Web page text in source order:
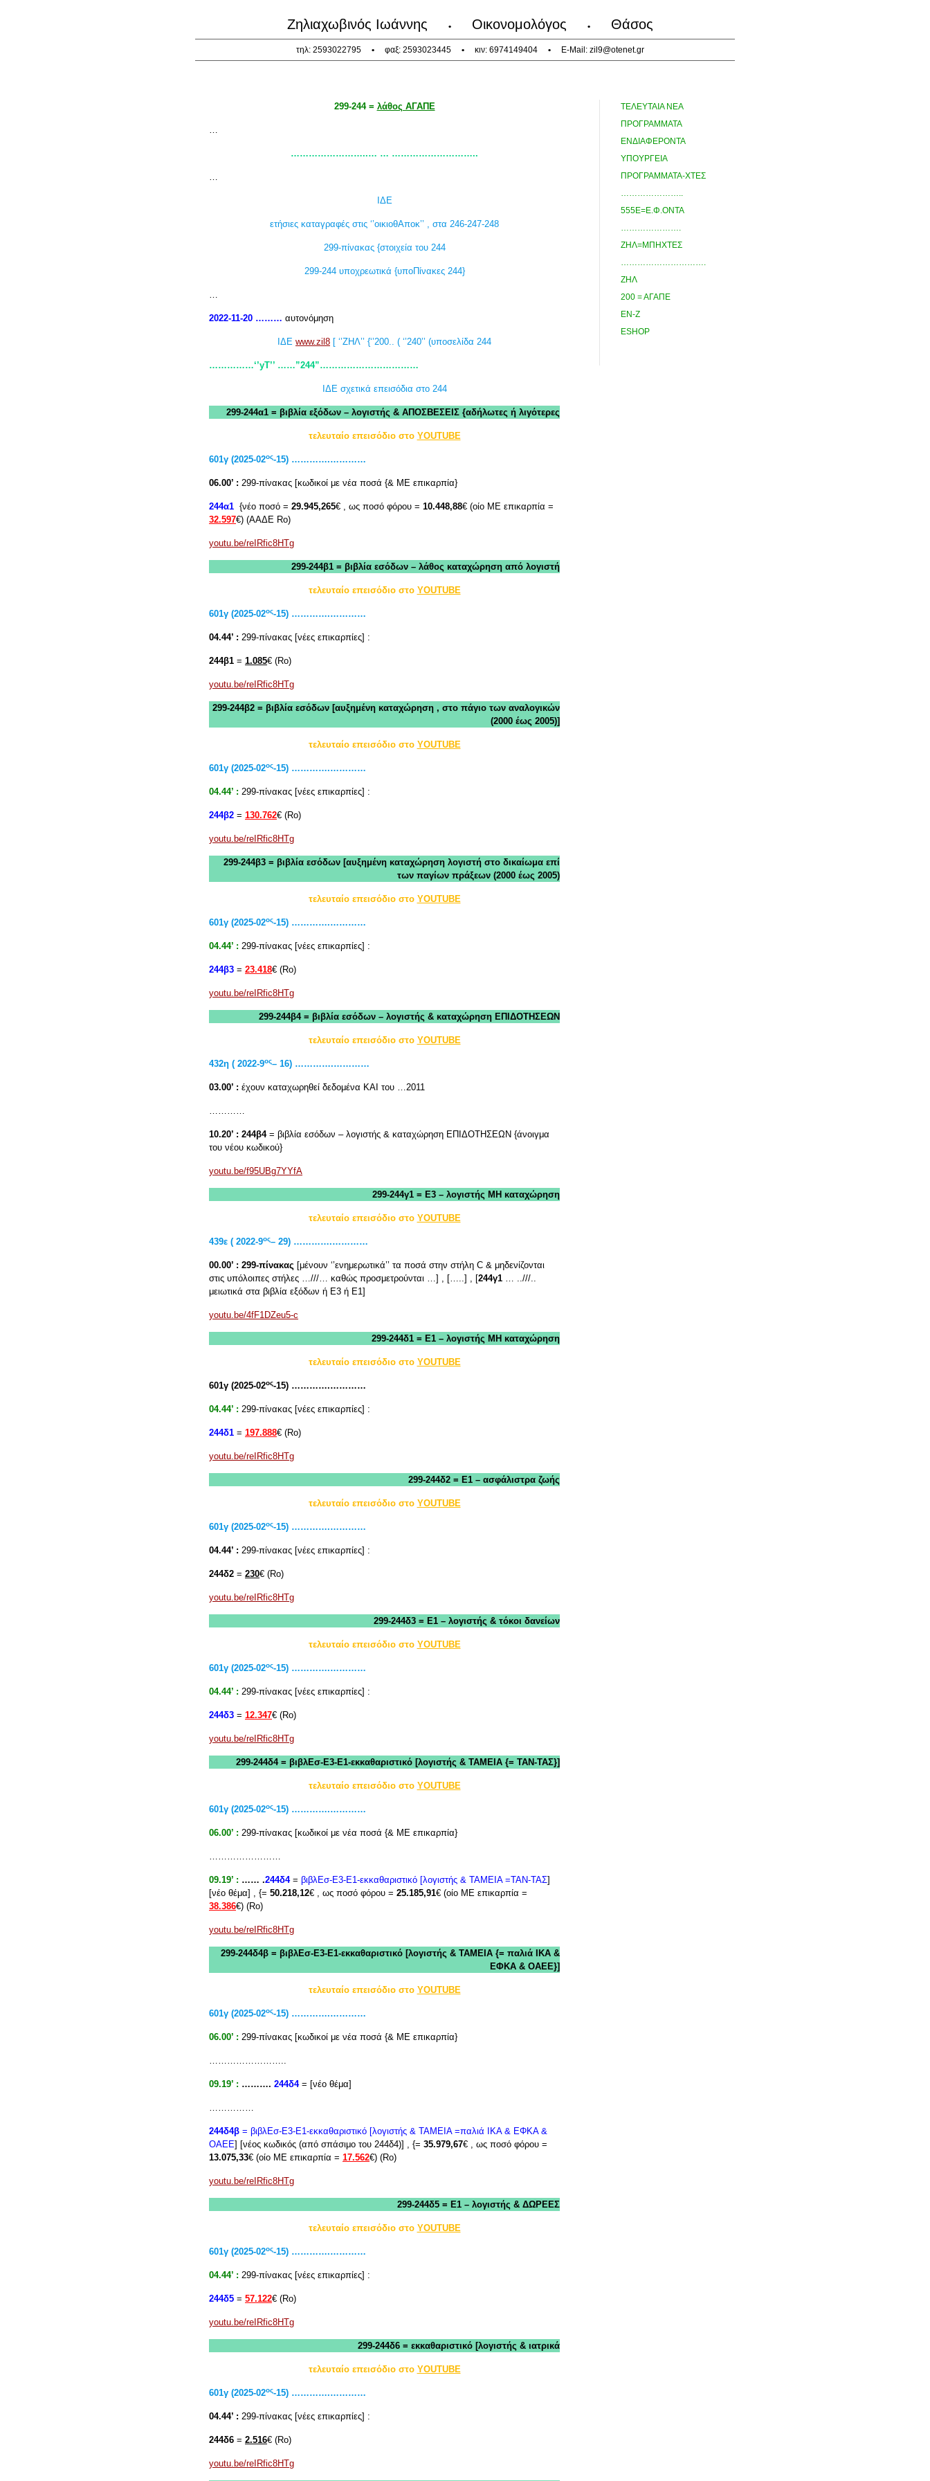
Ζηλιαχωβινός Ιωάννης • Οικονομολόγος • Θάσος
τηλ: 2593022795 • φαξ: 2593023445 • κιν: 6974149404 • E-Mail: zil9@otenet.gr
299-244 = λάθος ΑΓΑΠΕ
…
……………………..… … ………………………..
…
ΙΔΕ
ετήσιες καταγραφές στις ‘’οικιοθΑποκ’’ , στα 246-247-248
299-πίνακας {στοιχεία του 244
299-244 υποχρεωτικά {υποΠίνακες 244}
…
2022-11-20 ……… αυτονόμηση
ΙΔΕ www.zil8 [ ‘’ΖΗΛ’’ {‘’200.. ( ‘’240’’ (υποσελίδα 244
……………‘’yT’’ ……”244”……………………………
ΙΔΕ σχετικά επεισόδια στο 244
299-244α1 = βιβλία εξόδων – λογιστής & ΑΠΟΣΒΕΣΕΙΣ {αδήλωτες ή λιγότερες
τελευταίο επεισόδιο στο YOUTUBE
601γ (2025-02ος-15) ………….…………
06.00’ : 299-πίνακας [κωδικοί με νέα ποσά {& ΜΕ επικαρπία}
244α1 {νέο ποσό = 29.945,265€ , ως ποσό φόρου = 10.448,88€ (οίο ΜΕ επικαρπία =
32.597€) (ΑΑΔΕ Rο)
youtu.be/reIRfic8HTg
299-244β1 = βιβλία εσόδων – λάθος καταχώρηση από λογιστή
τελευταίο επεισόδιο στο YOUTUBE
601γ (2025-02ος-15) ………….…………
04.44’ : 299-πίνακας [νέες επικαρπίες] :
244β1 = 1.085€ (Rο)
youtu.be/reIRfic8HTg
299-244β2 = βιβλία εσόδων [αυξημένη καταχώρηση , στο πάγιο των αναλογικών
(2000 έως 2005)]
τελευταίο επεισόδιο στο YOUTUBE
601γ (2025-02ος-15) ………….…………
04.44’ : 299-πίνακας [νέες επικαρπίες] :
244β2 = 130.762€ (Rο)
youtu.be/reIRfic8HTg
299-244β3 = βιβλία εσόδων [αυξημένη καταχώρηση λογιστή στο δικαίωμα επί
των παγίων πράξεων (2000 έως 2005)
τελευταίο επεισόδιο στο YOUTUBE
601γ (2025-02ος-15) ………….…………
04.44’ : 299-πίνακας [νέες επικαρπίες] :
244β3 = 23.418€ (Rο)
youtu.be/reIRfic8HTg
299-244β4 = βιβλία εσόδων – λογιστής & καταχώρηση ΕΠΙΔΟΤΗΣΕΩΝ
τελευταίο επεισόδιο στο YOUTUBE
432η ( 2022-9ος– 16) ………….…………
03.00’ : έχουν καταχωρηθεί δεδομένα ΚΑΙ του …2011
…………
10.20’ : 244β4= βιβλία εσόδων – λογιστής & καταχώρηση ΕΠΙΔΟΤΗΣΕΩΝ {άνοιγμα
του νέου κωδικού}
youtu.be/f95UBg7YYfA
299-244γ1 = Ε3 – λογιστής ΜΗ καταχώρηση
τελευταίο επεισόδιο στο YOUTUBE
439ε ( 2022-9ος– 29) ………….…………
00.00’ : 299-πίνακας [μένουν ‘’ενημερωτικά’’ τα ποσά στην στήλη C & μηδενίζονται
στις υπόλοιπες στήλες …///… καθώς προσμετρούνται …] , […..] , [244γ1 … ..///..
μειωτικά στα βιβλία εξόδων ή Ε3 ή Ε1]
youtu.be/4fF1DZeu5-c
299-244δ1 = Ε1 – λογιστής ΜΗ καταχώρηση
τελευταίο επεισόδιο στο YOUTUBE
601γ (2025-02ος-15) ………….…………
04.44’ : 299-πίνακας [νέες επικαρπίες] :
244δ1 = 197.888€ (Rο)
youtu.be/reIRfic8HTg
299-244δ2 = Ε1 – ασφάλιστρα ζωής
τελευταίο επεισόδιο στο YOUTUBE
601γ (2025-02ος-15) ………….…………
04.44’ : 299-πίνακας [νέες επικαρπίες] :
244δ2 = 230€ (Rο)
youtu.be/reIRfic8HTg
299-244δ3 = Ε1 – λογιστής & τόκοι δανείων
τελευταίο επεισόδιο στο YOUTUBE
601γ (2025-02ος-15) ………….…………
04.44’ : 299-πίνακας [νέες επικαρπίες] :
244δ3 = 12.347€ (Rο)
youtu.be/reIRfic8HTg
299-244δ4 = βιβλΕσ-Ε3-Ε1-εκκαθαριστικό [λογιστής & ΤΑΜΕΙΑ {= ΤΑΝ-ΤΑΣ}]
τελευταίο επεισόδιο στο YOUTUBE
601γ (2025-02ος-15) ………….…………
06.00’ : 299-πίνακας [κωδικοί με νέα ποσά {& ΜΕ επικαρπία}
……………………
09.19’ : …… .244δ4 = βιβλΕσ-Ε3-Ε1-εκκαθαριστικό [λογιστής & ΤΑΜΕΙΑ =ΤΑΝ-ΤΑΣ]
[νέο θέμα] , {= 50.218,12€ , ως ποσό φόρου = 25.185,91€ (οίο ΜΕ επικαρπία =
38.386€) (Rο)
youtu.be/reIRfic8HTg
299-244δ4β = βιβλΕσ-Ε3-Ε1-εκκαθαριστικό [λογιστής & ΤΑΜΕΙΑ {= παλιά ΙΚΑ &
ΕΦΚΑ & ΟΑΕΕ}]
τελευταίο επεισόδιο στο YOUTUBE
601γ (2025-02ος-15) ………….…………
06.00’ : 299-πίνακας [κωδικοί με νέα ποσά {& ΜΕ επικαρπία}
……………………..
09.19’ : ………. 244δ4 = [νέο θέμα]
……………
244δ4β = βιβλΕσ-Ε3-Ε1-εκκαθαριστικό [λογιστής & ΤΑΜΕΙΑ =παλιά ΙΚΑ & ΕΦΚΑ &
ΟΑΕΕ] [νέος κωδικός (από σπάσιμο του 244δ4)] , {= 35.979,67€ , ως ποσό φόρου =
13.075,33€ (οίο ΜΕ επικαρπία = 17.562€) (Rο)
youtu.be/reIRfic8HTg
299-244δ5 = Ε1 – λογιστής & ΔΩΡΕΕΣ
τελευταίο επεισόδιο στο YOUTUBE
601γ (2025-02ος-15) ………….…………
04.44’ : 299-πίνακας [νέες επικαρπίες] :
244δ5 = 57.122€ (Rο)
youtu.be/reIRfic8HTg
299-244δ6 = εκκαθαριστικό [λογιστής & ιατρικά
τελευταίο επεισόδιο στο YOUTUBE
601γ (2025-02ος-15) ………….…………
04.44’ : 299-πίνακας [νέες επικαρπίες] :
244δ6 = 2.516€ (Rο)
youtu.be/reIRfic8HTg
ΤΕΛΕΥΤΑΙΑ ΝΕΑ
ΠΡΟΓΡΑΜΜΑΤΑ
ΕΝΔΙΑΦΕΡΟΝΤΑ
ΥΠΟΥΡΓΕΙΑ
ΠΡΟΓΡΑΜΜΑΤΑ-ΧΤΕΣ
…………………..
555Ε=Ε.Φ.ΟΝΤΑ
………………….
ΖΗΛ=ΜΠΗΧΤΕΣ
………………………….
ΖΗΛ
200 = ΑΓΑΠΕ
ΕΝ-Ζ
ESHOP